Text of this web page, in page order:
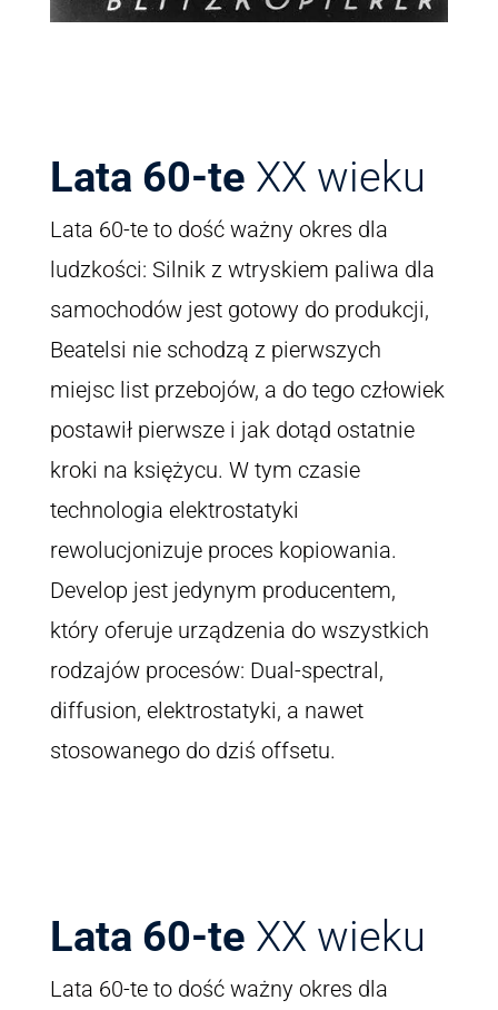
Lata 60-te XX wieku
Lata 60-te to dość ważny okres dla
ludzkości: Silnik z wtryskiem paliwa dla
samochodów jest gotowy do produkcji,
Beatelsi nie schodzą z pierwszych
miejsc list przebojów, a do tego człowiek
postawił pierwsze i jak dotąd ostatnie
kroki na księżycu. W tym czasie
technologia elektrostatyki
rewolucjonizuje proces kopiowania.
Develop jest jedynym producentem,
który oferuje urządzenia do wszystkich
rodzajów procesów: Dual-spectral,
diffusion, elektrostatyki, a nawet
stosowanego do dziś offsetu.
Lata 60-te XX wieku
Lata 60-te to dość ważny okres dla